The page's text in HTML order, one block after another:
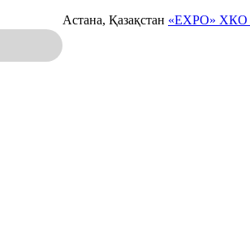
Астана, Қазақстан «EXPO» ХКО